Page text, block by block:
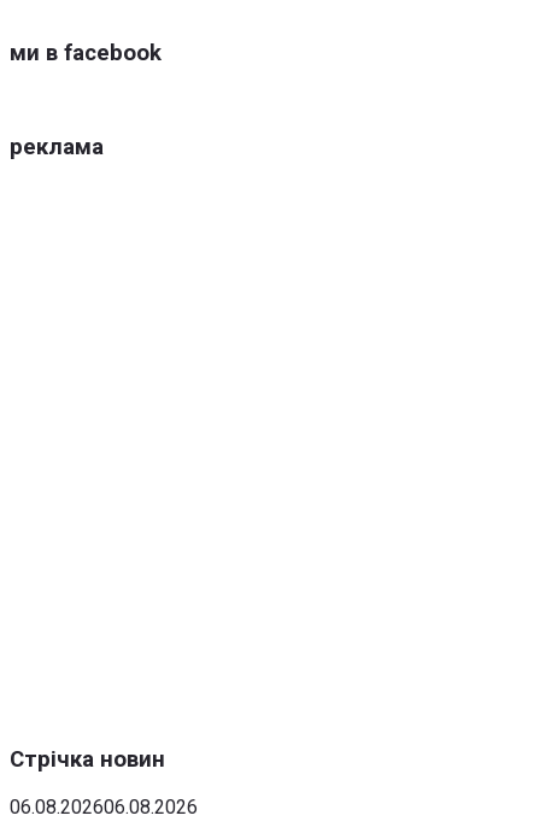
ми в facebook
реклама
Стрічка новин
06.08.202606.08.2026